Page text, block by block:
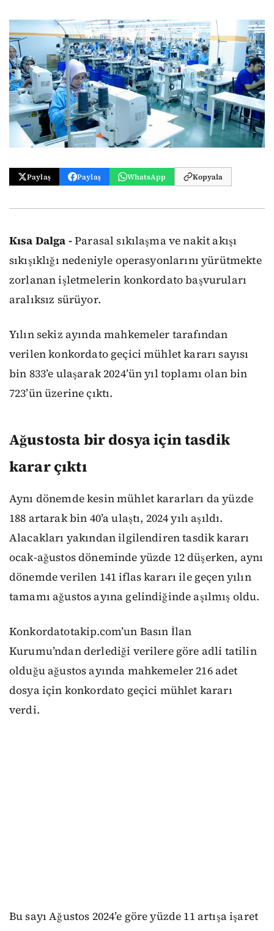
Paylaş Paylaş WhatsApp Kopyala
Kısa Dalga -Parasal sıkılaşma ve nakit akışı
sıkışıklığı nedeniyle operasyonlarını yürütmekte
zorlanan işletmelerin konkordato başvuruları
aralıksız sürüyor.
Yılın sekiz ayında mahkemeler tarafından
verilen konkordato geçici mühlet kararı sayısı
bin 833’e ulaşarak 2024’ün yıl toplamı olan bin
723’ün üzerine çıktı.
Ağustosta bir dosya için tasdik
karar çıktı
Aynı dönemde kesin mühlet kararları da yüzde
188 artarak bin 40’a ulaştı, 2024 yılı aşıldı.
Alacakları yakından ilgilendiren tasdik kararı
ocak-ağustos döneminde yüzde 12 düşerken, aynı
dönemde verilen 141 iflas kararı ile geçen yılın
tamamı ağustos ayına gelindiğinde aşılmış oldu.
Konkordatotakip.com’un Basın İlan
Kurumu’ndan derlediği verilere göre adli tatilin
olduğu ağustos ayında mahkemeler 216 adet
dosya için konkordato geçici mühlet kararı
verdi.
Bu sayı Ağustos 2024’e göre yüzde 11 artışa işaret